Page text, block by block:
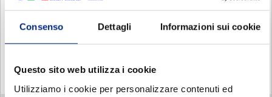
Consenso Dettagli Informazioni sui cookie
Questo sito web utilizza i cookie
Utilizziamo i cookie per personalizzare contenuti ed
MADV90Sa2
MADV90La2
MADV100b2